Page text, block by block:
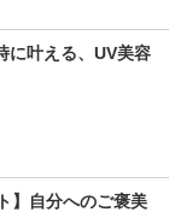
に叶える、UV美容
】自分へのご褒美